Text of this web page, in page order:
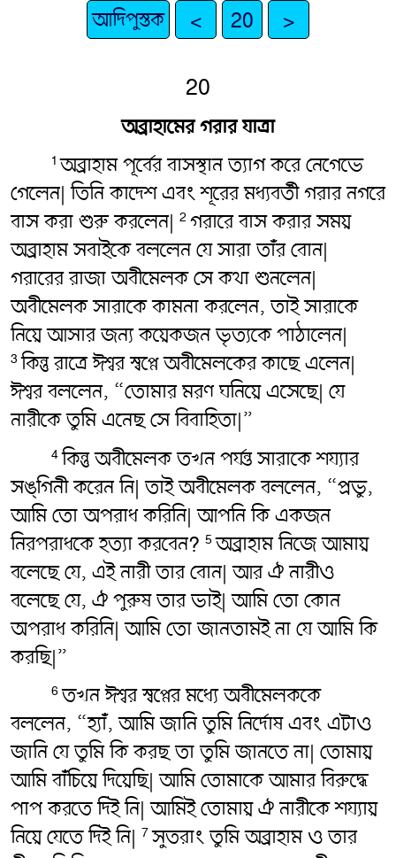
আদিপুস্তক < 20 >
20
অব্রাহামের গরার যাত্রা
1অব্রাহাম পূর্বের বাসস্থান ত্যাগ করে নেগেভে
গেলেন| তিনি কাদেশ এবং শূরের মধ্যবর্তী গরার নগরে
বাস করা শুরু করলেন| 2 গরারে বাস করার সময়
অব্রাহাম সবাইকে বললেন যে সারা তাঁর বোন|
গরারের রাজা অবীমেলক সে কথা শুনলেন|
অবীমেলক সারাকে কামনা করলেন, তাই সারাকে
নিয়ে আসার জন্য কয়েকজন ভৃত্যকে পাঠালেন|
3কিন্তু রাত্রে ঈশ্বর স্বপ্নে অবীমেলকের কাছে এলেন|
ঈশ্বর বললেন, “তোমার মরণ ঘনিয়ে এসেছে| যে
নারীকে তুমি এনেছ সে বিবাহিতা|”
4কিন্তু অবীমেলক তখন পর্যন্ত সারাকে শয্যার
সঙ্গিনী করেন নি| তাই অবীমেলক বললেন, “প্রভু,
আমি তো অপরাধ করিনি| আপনি কি একজন
নিরপরাধকে হত্যা করবেন? 5অব্রাহাম নিজে আমায়
বলেছে যে, এই নারী তার বোন| আর ঐ নারীও
বলেছে যে, ঐ পুরুষ তার ভাই| আমি তো কোন
অপরাধ করিনি| আমি তো জানতামই না যে আমি কি
করছি|”
6তখন ঈশ্বর স্বপ্নের মধ্যে অবীমেলককে
বললেন, “হ্যাঁ, আমি জানি তুমি নির্দোষ এবং এটাও
জানি যে তুমি কি করছ তা তুমি জানতে না| তোমায়
আমি বাঁচিয়ে দিয়েছি| আমি তোমাকে আমার বিরুদ্ধে
পাপ করতে দিই নি| আমিই তোমায় ঐ নারীকে শয্যায়
নিয়ে যেতে দিই নি| 7সুতরাং তুমি অব্রাহাম ও তার